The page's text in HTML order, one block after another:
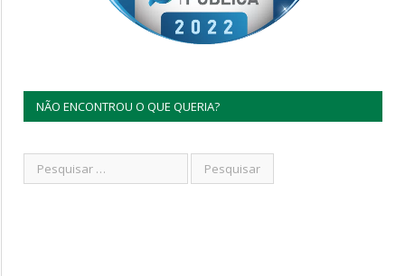
NÃO ENCONTROU O QUE QUERIA?